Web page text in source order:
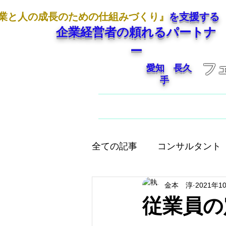
と人の成長のための仕組みづくり』 を支援する
企業経営者の頼れるパートナ
ー
愛知 長久
手
フ
全ての記事 コンサルタント
人として大切なこと 店
従業員
金本 淳 2021年